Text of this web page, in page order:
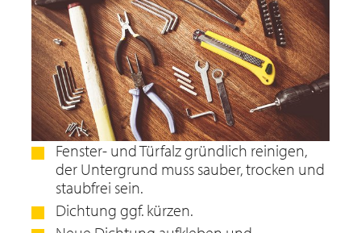
Fenster- und Türfalz gründlich reinigen,
der Untergrund muss sauber, trocken und
staubfrei sein.
Dichtung ggf. kürzen.